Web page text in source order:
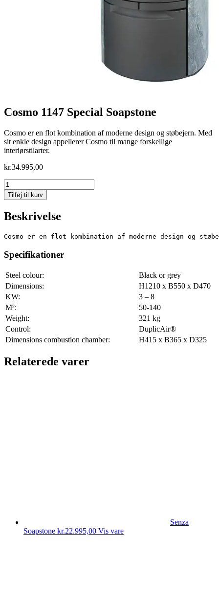
Cosmo 1147 Special Soapstone
Cosmo er en flot kombination af moderne design og støbejern. Med
sit enkle design appellerer Cosmo til mange forskellige
interiørstilarter.
kr.34.995,00
Cosmo
1147
Special
antal
Tilføj til kurv
Beskrivelse
Cosmo er en flot kombination af moderne design og
Specifikationer
Steel colour:
Black or grey
Dimensions:
H1210 x B550 x D470
KW:
3 – 8
M²:
50-140
Weight:
321 kg
Control:
DuplicAir®
Dimensions combustion chamber:
H415 x B365 x D325
Relaterede varer
Senza
Soapstone kr.22.995,00 Vis vare